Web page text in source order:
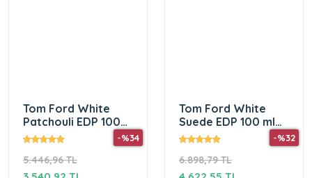
Tom Ford White
Patchouli EDP 100
ml Kadın Parfüm
5.446,96 TL
-%34
Tom Ford White
Suede EDP 100 ml
Unisex
6.898,79 TL
-%32